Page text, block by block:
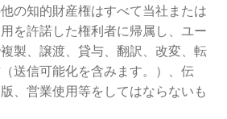
の知的財産権はすべて当社または
を許諾した権利者に帰属し、ユー
製、譲渡、貸与、翻訳、改変、転
送信可能化を含みます。）、伝
、営業使用等をしてはならないも